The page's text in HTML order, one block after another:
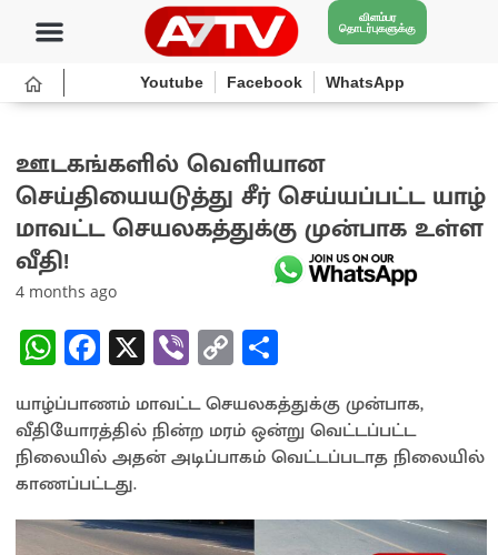
விளம்பர
தொடர்புகளுக்கு
Youtube Facebook WhatsApp
ஊடகங்களில் வெளியான
செய்தியையடுத்து சீர் செய்யப்பட்ட யாழ்
மாவட்ட செயலகத்துக்கு முன்பாக உள்ள
வீதி!
4 months ago
W
h
at
sA
p
p
Fa
ce
b
o
o
k
X Vi
b
er
C
o
py
Li
k
h
ar
e
யாழ்ப்பாணம் மாவட்ட செயலகத்துக்கு முன்பாக,
வீதியோரத்தில் நின்ற மரம் ஒன்று வெட்டப்பட்ட
நிலையில் அதன் அடிப்பாகம் வெட்டப்படாத நிலையில்
காணப்பட்டது.